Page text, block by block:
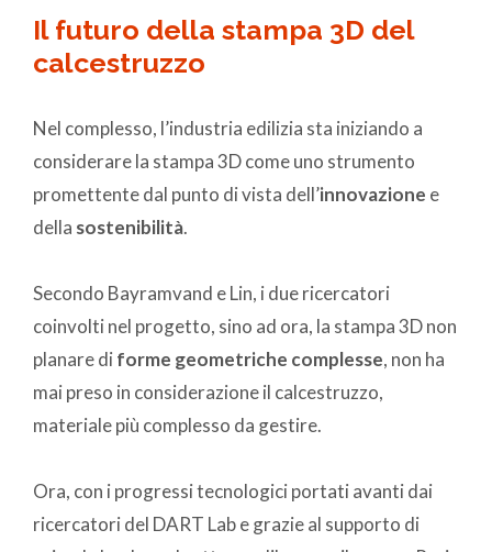
Il futuro della stampa 3D del
calcestruzzo
Nel complesso, l’industria edilizia sta iniziando a
considerare la stampa 3D come uno strumento
promettente dal punto di vista dell’innovazione e
della sostenibilità.
Secondo Bayramvand e Lin, i due ricercatori
coinvolti nel progetto, sino ad ora, la stampa 3D non
planare di forme geometriche complesse, non ha
mai preso in considerazione il calcestruzzo,
materiale più complesso da gestire.
Ora, con i progressi tecnologici portati avanti dai
ricercatori del DART Lab e grazie al supporto di